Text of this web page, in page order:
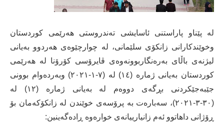
لە پێناو پاراستنی ئاسایشی تەندروستی ھەرێمی کوردستان
وخوێندکارانی زانکۆی سلێمانی، لە چوارچێوەی ھەردوو بەیانی
لیژنەی باڵای بەرەنگاربوونەوەی ڤایرۆسی کۆرۆنا لە ھەرێمی
کوردستان بەیانی ژمارە (١٤) لە (٧-١-٢٠٢١) وبەردەوام بوونی
جێبەجێکردنی بڕگەی دووەم لە بەیانی ژمارە (١٢) لە
(٣٠-٣-٢٠٢١)، سەبارەت بە پرۆسەی خوێندن لە زانکۆکەمان بۆ
ڕۆژانی داھاتوو ئەم زانیارییانەی خوارەوە ڕادەگەینین: